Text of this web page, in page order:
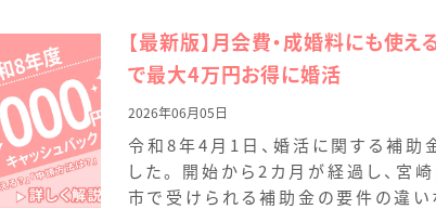
【最新版】月会費・成婚料にも使え
で最大4万円お得に婚活
2026年06月05日
令和8年4月1日、婚活に関する補助
した。 開始から2カ月が経過し、宮
市で受けられる補助金の要件の違い